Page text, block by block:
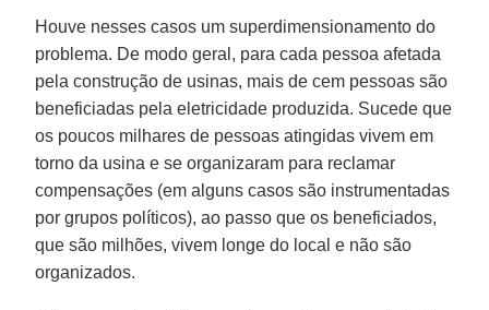
Houve nesses casos um superdimensionamento do
problema. De modo geral, para cada pessoa afetada
pela construção de usinas, mais de cem pessoas são
beneficiadas pela eletricidade produzida. Sucede que
os poucos milhares de pessoas atingidas vivem em
torno da usina e se organizaram para reclamar
compensações (em alguns casos são instrumentadas
por grupos políticos), ao passo que os beneficiados,
que são milhões, vivem longe do local e não são
organizados.